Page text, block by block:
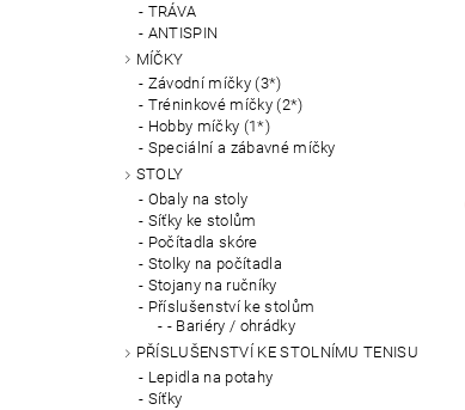
TRÁVA
ANTISPIN
MÍČKY
Závodní míčky (3*)
Tréninkové míčky (2*)
Hobby míčky (1*)
Speciální a zábavné míčky
STOLY
Obaly na stoly
Síťky ke stolům
Počítadla skóre
Stolky na počítadla
Stojany na ručníky
Příslušenství ke stolům
- Bariéry / ohrádky
PŘÍSLUŠENSTVÍ KE STOLNÍMU TENISU
Lepidla na potahy
Síťky